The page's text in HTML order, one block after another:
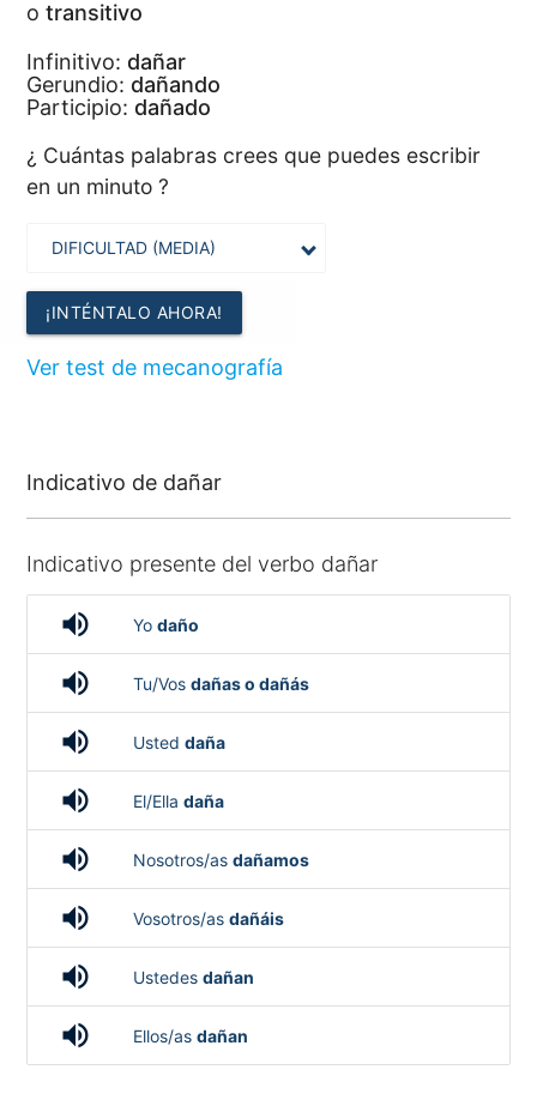
otransitivo
Infinitivo: dañar
Gerundio: dañando
Participio: dañado
¿ Cuántas palabras crees que puedes escribir
en un minuto ?
¡INTÉNTALO AHORA!
Ver test de mecanografía
Indicativo de dañar
Indicativo presente del verbo dañar
volume_up Yo daño
volume_up Tu/Vos dañas o dañás
volume_up Usted daña
volume_up El/Ella daña
volume_up Nosotros/as dañamos
volume_up Vosotros/as dañáis
volume_up Ustedes dañan
volume_up Ellos/as dañan